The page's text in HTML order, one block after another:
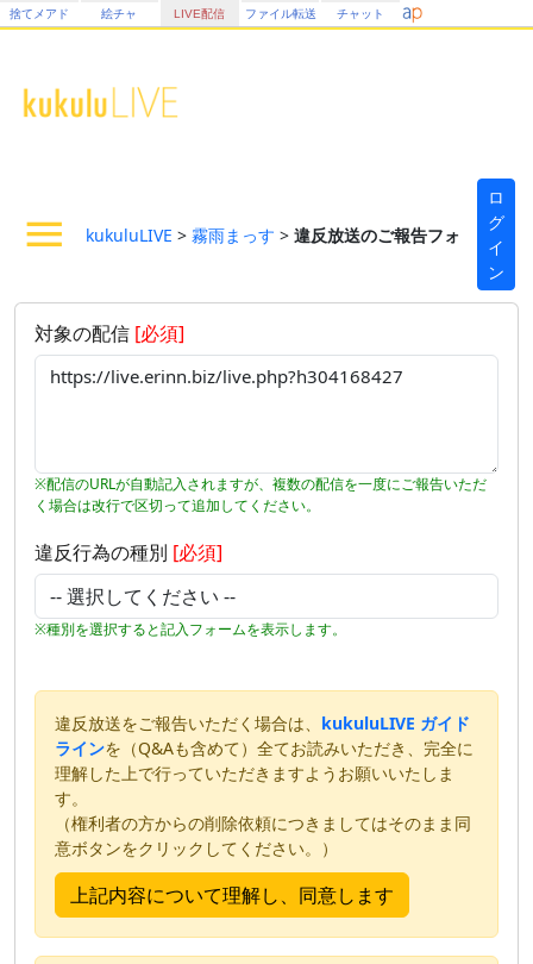
捨てメアド 絵チャ LIVE配信 ファイル転送 チャット
kukuluLIVE > 霧雨まっす > 違反放送のご報告フォーム
ロ
グ
イ
ン
対象の配信 [必須]
※配信のURLが自動記入されますが、複数の配信を一度にご報告いただ
く場合は改行で区切って追加してください。
違反行為の種別 [必須]
※種別を選択すると記入フォームを表示します。
違反放送をご報告いただく場合は、 kukuluLIVE ガイド
ラインを（Q&Aも含めて）全てお読みいただき、完全に
理解した上で行っていただきますようお願いいたしま
す。
（権利者の方からの削除依頼につきましてはそのまま同
意ボタンをクリックしてください。）